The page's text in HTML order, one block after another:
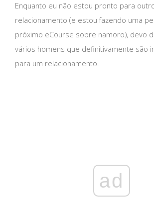
Enquanto eu não estou pronto para
relacionamento (e estou fazendo uma
próximo eCourse sobre namoro), devo
vários homens que definitivamente são
para um relacionamento.
ad